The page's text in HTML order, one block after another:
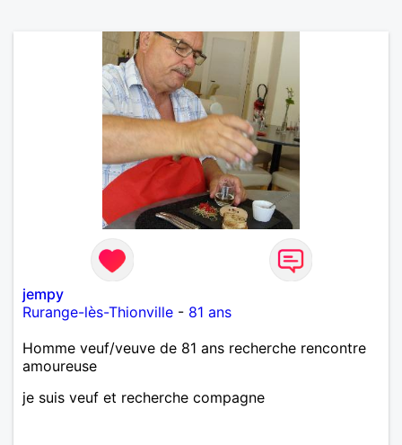
jempy
Rurange-lès-Thionville - 81 ans
Homme veuf/veuve de 81 ans recherche rencontre
amoureuse
je suis veuf et recherche compagne